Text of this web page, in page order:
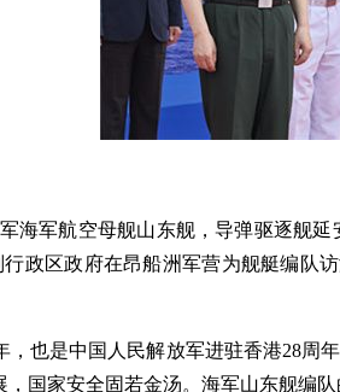
海军航空母舰山东舰，导弹驱逐舰
政区政府在昂船洲军营为舰艇编
也是中国人民解放军进驻香港28
国家安全固若金汤。海军山东舰编